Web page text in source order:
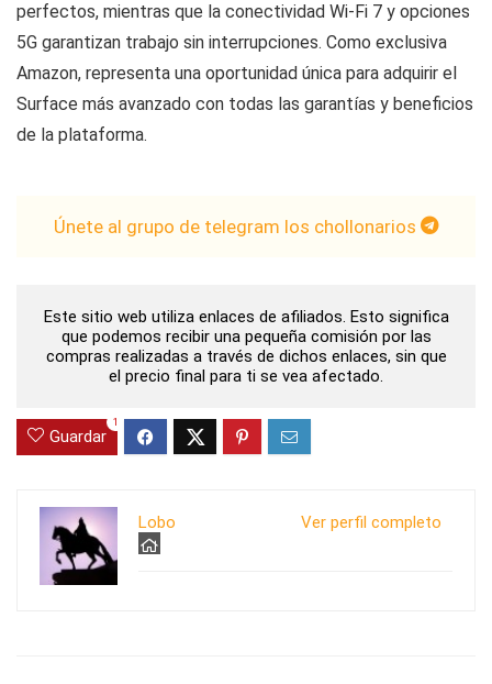
perfectos, mientras que la conectividad Wi-Fi 7 y opciones
5G garantizan trabajo sin interrupciones. Como exclusiva
Amazon, representa una oportunidad única para adquirir el
Surface más avanzado con todas las garantías y beneficios
de la plataforma.
Únete al grupo de telegram los chollonarios
Este sitio web utiliza enlaces de afiliados. Esto significa
que podemos recibir una pequeña comisión por las
compras realizadas a través de dichos enlaces, sin que
el precio final para ti se vea afectado.
Guardar
1
Ver perfil completo
Lobo